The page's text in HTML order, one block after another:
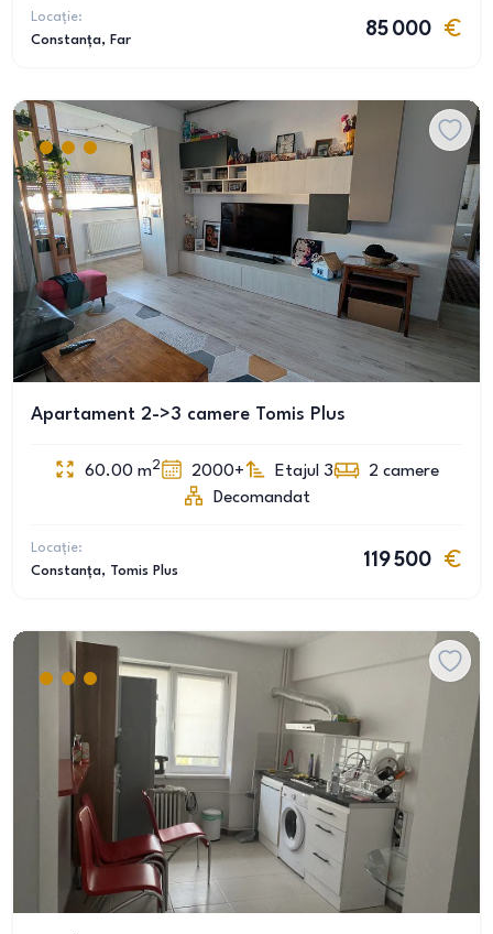
Locație:
Constanța, Far
85 000
Apartament 2->3 camere Tomis Plus
60.00 m2 2000+ Etajul 3 2 camere
Decomandat
Locație:
Constanța, Tomis Plus
119 500